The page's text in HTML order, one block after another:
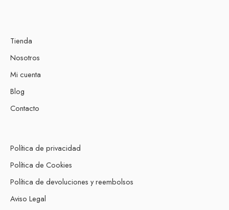
Tienda
Nosotros
Mi cuenta
Blog
Contacto
Política de privacidad
Política de Cookies
Política de devoluciones y reembolsos
Aviso Legal